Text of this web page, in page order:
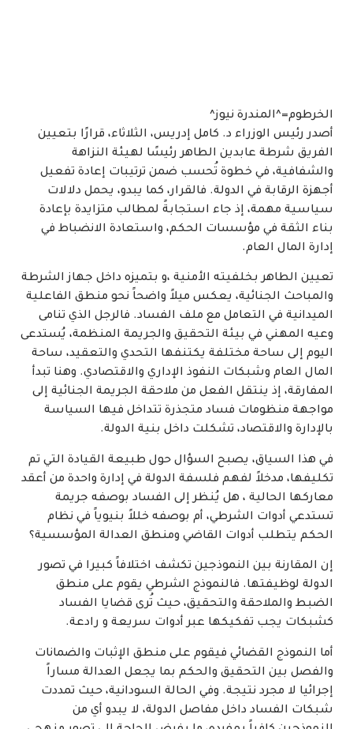
الخرطوم=^المندرة نيوز^
أصدر رئيس الوزراء د. كامل إدريس، الثلاثاء، قرارًا بتعيين
الفريق شرطة عابدين الطاهر رئيسًا لهيئة النزاهة
والشفافية، في خطوة تُحسب ضمن ترتيبات إعادة تفعيل
أجهزة الرقابة في الدولة. فالقرار، كما يبدو، يحمل دلالات
سياسية مهمة، إذ جاء استجابةً لمطالب متزايدة بإعادة
بناء الثقة في مؤسسات الحكم، واستعادة الانضباط في
إدارة المال العام.
تعيين الطاهر بخلفيته الأمنية ،و بتميزه داخل جهاز الشرطة
والمباحث الجنائية، يعكس ميلاً واضحاً نحو منطق الفاعلية
الميدانية في التعامل مع ملف الفساد. فالرجل الذي تنامى
وعيه المهني في بيئة التحقيق والجريمة المنظمة، يُستدعى
اليوم إلى ساحة مختلفة يكتنفها التحدي والتعقيد، ساحة
المال العام وشبكات النفوذ الإداري والاقتصادي. وهنا تبدأ
المفارقة، إذ ينتقل الفعل من ملاحقة الجريمة الجنائية إلى
مواجهة منظومات فساد متجذرة تتداخل فيها السياسة
بالإدارة والاقتصاد، تشكلت داخل بنية الدولة.
في هذا السياق، يصبح السؤال حول طبيعة القيادة التي تم
تكليفها، مدخلاً لفهم فلسفة الدولة في إدارة واحدة من أعقد
معاركها الحالية ، هل يُنظر إلى الفساد بوصفه جريمة
تستدعي أدوات الشرطي، أم بوصفه خللاً بنيوياً في نظام
الحكم يتطلب أدوات القاضي ومنطق العدالة المؤسسية؟
إن المقارنة بين النموذجين تكشف اختلافاً كبيرا في تصور
الدولة لوظيفتها. فالنموذج الشرطي يقوم على منطق
الضبط والملاحقة والتحقيق، حيث تُرى قضايا الفساد
كشبكات يجب تفكيكها عبر أدوات سريعة و رادعة.
أما النموذج القضائي فيقوم على منطق الإثبات والضمانات
والفصل بين التحقيق والحكم بما يجعل العدالة مساراً
إجرائيا لا مجرد نتيجة. وفي الحالة السودانية، حيث تمددت
شبكات الفساد داخل مفاصل الدولة، لا يبدو أي من